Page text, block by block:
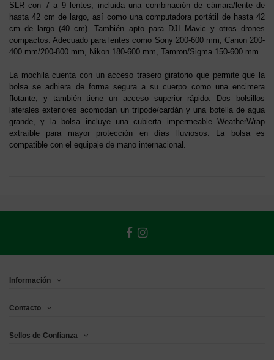
SLR con 7 a 9 lentes, incluida una combinación de cámara/lente de
hasta 42 cm de largo, así como una computadora portátil de hasta 42
cm de largo (40 cm). También apto para DJI Mavic y otros drones
compactos. Adecuado para lentes como Sony 200-600 mm, Canon 200-
400 mm/200-800 mm, Nikon 180-600 mm, Tamron/Sigma 150-600 mm.
La mochila cuenta con un acceso trasero giratorio que permite que la
bolsa se adhiera de forma segura a su cuerpo como una encimera
flotante, y también tiene un acceso superior rápido. Dos bolsillos
laterales exteriores acomodan un trípode/cardán y una botella de agua
grande, y la bolsa incluye una cubierta impermeable WeatherWrap
extraíble para mayor protección en días lluviosos. La bolsa es
compatible con el equipaje de mano internacional.
Información
Contacto
Sellos de Confianza